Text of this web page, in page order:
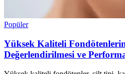
Popüler
Yüksek Kaliteli
Değerlendirilmesi ve